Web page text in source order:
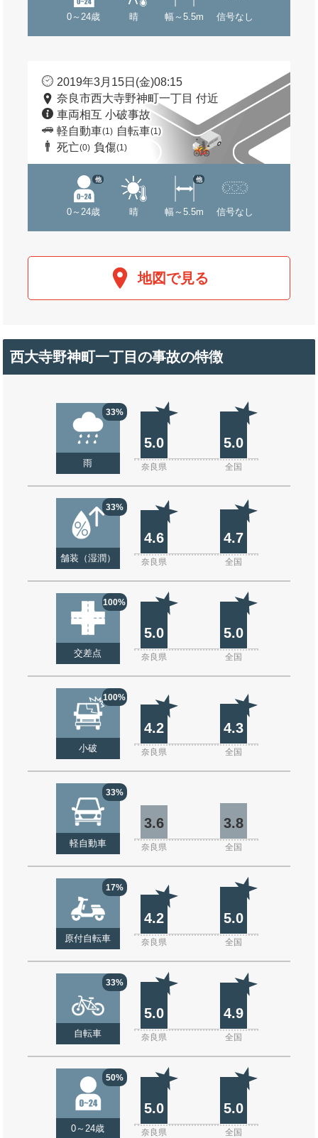
0～24歳 晴 幅～5.5m 信号なし
2019年3月15日(金)08:15
奈良市西大寺野神町一丁目 付近
車両相互 小破事故
軽自動車(1) 自転車(1)
死亡(0) 負傷(1)
0～24歳
他
晴 幅～5.5m
他
信号なし
地図で見る
西大寺野神町一丁目の事故の特徴
33%
雨
5.0 5.0
奈良県 全国
33%
舗装（湿潤）
4.6 4.7
奈良県 全国
100%
交差点
5.0 5.0
奈良県 全国
100%
小破
4.2 4.3
奈良県 全国
33%
軽自動車
3.6 3.8
奈良県 全国
17%
原付自転車
4.2 5.0
奈良県 全国
33%
自転車
5.0 4.9
奈良県 全国
50%
0～24歳
5.0 5.0
奈良県 全国